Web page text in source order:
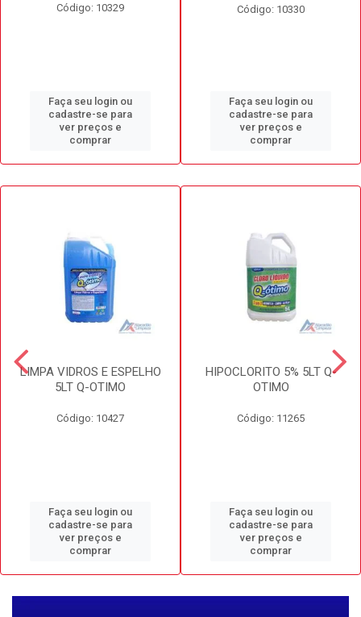
Código: 10329
Faça seu login ou
cadastre-se para
ver preços e
comprar
Código: 10330
Faça seu login ou
cadastre-se para
ver preços e
comprar
LIMPA VIDROS E ESPELHO
5LT Q-OTIMO
Código: 10427
Faça seu login ou
cadastre-se para
ver preços e
comprar
HIPOCLORITO 5% 5LT Q-
OTIMO
Código: 11265
Faça seu login ou
cadastre-se para
ver preços e
comprar